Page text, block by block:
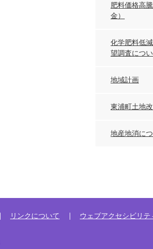
肥料価格高
金）
化学肥料低
望調査につ
地域計画
東浦町土地
地産地消に
リンクについて ウェブアクセシビリテ